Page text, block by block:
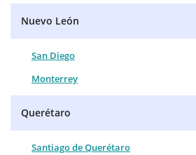
Nuevo León
San Diego
Monterrey
Querétaro
Santiago de Querétaro